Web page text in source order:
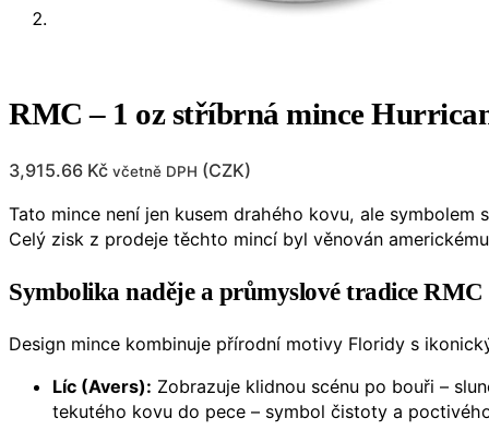
RMC – 1 oz stříbrná mince
3,915.66 Kč včetně DPH (CZK)
Tato mince není jen kusem drahého kovu, ale
Celý zisk z prodeje těchto mincí byl věnován
Symbolika naděje a průmyslové tradice RMC
Design mince kombinuje přírodní motivy Floridy s
Líc (Avers): Zobrazuje klidnou scénu po bouři –
tekutého kovu do pece – symbol čistoty a